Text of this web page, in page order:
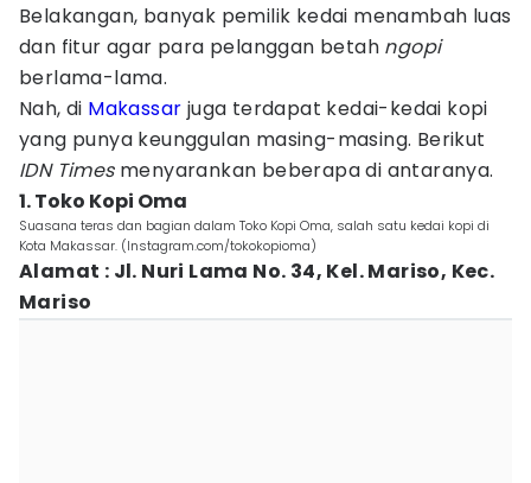
Belakangan, banyak pemilik kedai menambah luas
dan fitur agar para pelanggan betah ngopi
berlama-lama.
Nah, di Makassar juga terdapat kedai-kedai kopi
yang punya keunggulan masing-masing. Berikut
IDN Timesmenyarankan beberapa di antaranya.
1. Toko Kopi Oma
Suasana teras dan bagian dalam Toko Kopi Oma, salah satu kedai kopi di
Kota Makassar. (Instagram.com/tokokopioma)
Alamat : Jl. Nuri Lama No. 34, Kel. Mariso, Kec.
Mariso